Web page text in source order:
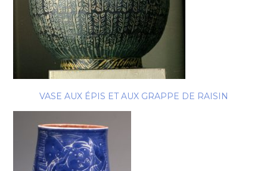
VASE AUX ÉPIS ET AUX GRAPPE DE RAISIN